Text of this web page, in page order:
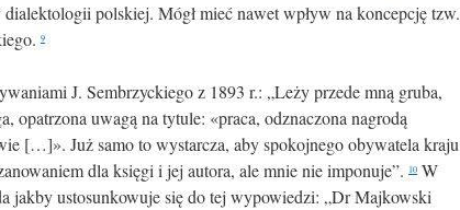
polskiej. Mógł mieć nawet wpływ na koncepcję tzw.
9
J. Sembrzyckiego z 1893 r.: „Leży przede mną gruba,
opatrzona uwagą na tytule: «praca, odznaczona nagrodą
[…]». Już samo to wystarcza, aby spokojnego obywatela kraju
dla księgi i jej autora, ale mnie nie imponuje”. 10 W
jakby ustosunkowuje się do tej wypowiedzi: „Dr Majkowski